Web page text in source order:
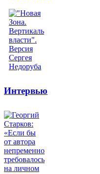
Интервью